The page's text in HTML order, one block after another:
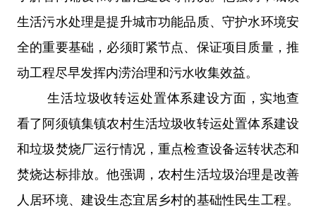
生活污水处理是提升城市功能品质、守护水环境安
全的重要基础，必须盯紧节点、保证项目质量，推
动工程尽早发挥内涝治理和污水收集效益。
生活垃圾收转运处置体系建设方面，实地查
看了阿须镇集镇农村生活垃圾收转运处置体系建设
和垃圾焚烧厂运行情况，重点检查设备运转状态和
焚烧达标排放。他强调，农村生活垃圾治理是改善
人居环境、建设生态宜居乡村的基础性民生工程。